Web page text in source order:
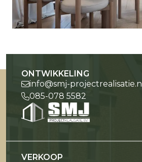
ONTWIKKELING
info@smj-projectrealisatie.nl
085-078 5582
VERKOOP